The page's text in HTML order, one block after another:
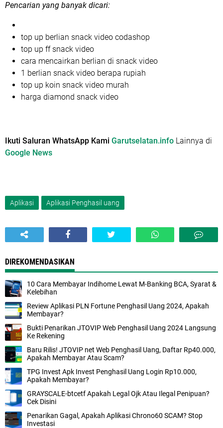
Pencarian yang banyak dicari:
top up berlian snack video codashop
top up ff snack video
cara mencairkan berlian di snack video
1 berlian snack video berapa rupiah
top up koin snack video murah
harga diamond snack video
Ikuti Saluran WhatsApp Kami Garutselatan.info Lainnya di
Google News
Aplikasi Aplikasi Penghasil uang
DIREKOMENDASIKAN
10 Cara Membayar Indihome Lewat M-Banking BCA, Syarat &
Kelebihan
Review Aplikasi PLN Fortune Penghasil Uang 2024, Apakah
Membayar?
Bukti Penarikan JTOVIP Web Penghasil Uang 2024 Langsung
Ke Rekening
Baru Rilis! JTOVIP net Web Penghasil Uang, Daftar Rp40.000,
Apakah Membayar Atau Scam?
TPG Invest Apk Invest Penghasil Uang Login Rp10.000,
Apakah Membayar?
GRAYSCALE-btcetf Apakah Legal Ojk Atau Ilegal Penipuan?
Cek Disini
Penarikan Gagal, Apakah Aplikasi Chrono60 SCAM? Stop
Investasi